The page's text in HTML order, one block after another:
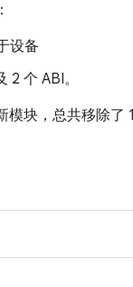
设备
个 ABI。
块，总共移除了